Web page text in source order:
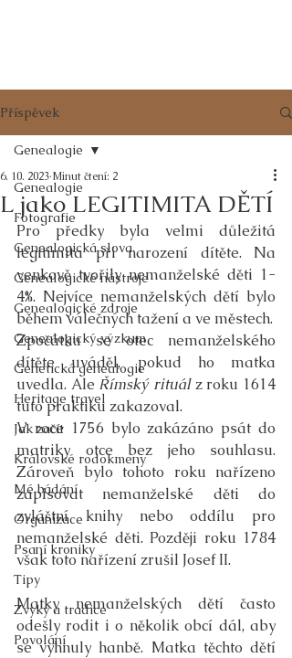
Příspěvek
Genealogie
Fotografie
Genealogická slova
Genealogické nástroje
Genealogické zdroje
Genealogický výzkum
Genetická genealogie
Heritage travel
Jak začít
Královské rodokmeny
Mé bádání
Organizace
Psaní kroniky
Tipy
Zvyky a tradice
Povolání
Genealogie
L jako LEGITIMITA DĚTÍ
6. 10. 2023 Minut čtení: 2
Pro předky byla velmi důležitá
legitimita při narození dítěte. Na
venkově tvořily nemanželské děti 1-
4%. Nejvíce nemanželských dětí bylo
během válečných tažení a ve městech.
Zpočátku se otec nemanželského
dítěte uváděl, pokud ho matka
uvedla. Ale Římský rituál z roku 1614
tuto praktiku zakazoval.
V roce 1756 bylo zakázáno psát do
matriky otce bez jeho souhlasu.
Zároveň bylo tohoto roku nařízeno
zapisovat nemanželské děti do
zvláštní knihy nebo oddílu pro
nemanželské děti. Později roku 1784
však toto nařízení zrušil Josef II.
Matky nemanželských dětí často
odešly rodit i o několik obcí dál, aby
se vyhnuly hanbě. Matka těchto dětí